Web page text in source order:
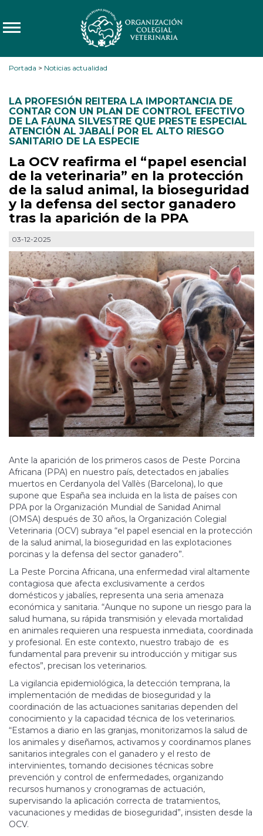
Portada > Noticias actualidad
LA PROFESIÓN REITERA LA IMPORTANCIA DE
CONTAR CON UN PLAN DE CONTROL EFECTIVO
DE LA FAUNA SILVESTRE QUE PRESTE ESPECIAL
ATENCIÓN AL JABALÍ POR EL ALTO RIESGO
SANITARIO DE LA ESPECIE
La OCV reafirma el “papel esencial
de la veterinaria” en la protección
de la salud animal, la bioseguridad
y la defensa del sector ganadero
tras la aparición de la PPA
03-12-2025
Ante la aparición de los primeros casos de Peste Porcina
Africana (PPA) en nuestro país, detectados en jabalíes
muertos en Cerdanyola del Vallès (Barcelona), lo que
supone que España sea incluida en la lista de países con
PPA por la Organización Mundial de Sanidad Animal
(OMSA) después de 30 años, la Organización Colegial
Veterinaria (OCV) subraya “el papel esencial en la protección
de la salud animal, la bioseguridad en las explotaciones
porcinas y la defensa del sector ganadero”.
La Peste Porcina Africana, una enfermedad viral altamente
contagiosa que afecta exclusivamente a cerdos
domésticos y jabalíes, representa una seria amenaza
económica y sanitaria. “Aunque no supone un riesgo para la
salud humana, su rápida transmisión y elevada mortalidad
en animales requieren una respuesta inmediata, coordinada
y profesional. En este contexto, nuestro trabajo de es
fundamental para prevenir su introducción y mitigar sus
efectos”, precisan los veterinarios.
La vigilancia epidemiológica, la detección temprana, la
implementación de medidas de bioseguridad y la
coordinación de las actuaciones sanitarias dependen del
conocimiento y la capacidad técnica de los veterinarios.
“Estamos a diario en las granjas, monitorizamos la salud de
los animales y diseñamos, activamos y coordinamos planes
sanitarios integrales con el ganadero y el resto de
intervinientes, tomando decisiones técnicas sobre
prevención y control de enfermedades, organizando
recursos humanos y cronogramas de actuación,
supervisando la aplicación correcta de tratamientos,
vacunaciones y medidas de bioseguridad”, insisten desde la
OCV.